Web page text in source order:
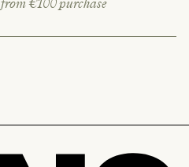
from €100 purchase